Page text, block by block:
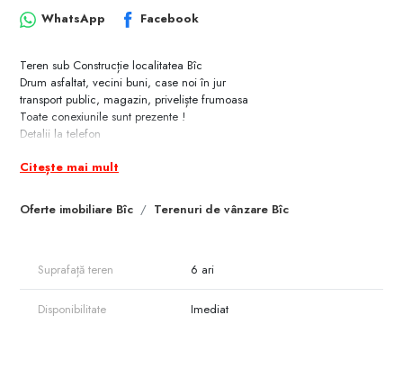
Oferte imobiliare Bîc Terenuri de vânzare Bîc
WhatsApp Facebook
Teren sub Construcție localitatea Bîc
Drum asfaltat, vecini buni, case noi în jur
transport public, magazin, priveliște frumoasa
Toate conexiunile sunt prezente !
Detalii la telefon
Citește mai mult
Suprafață teren 6 ari
Disponibilitate Imediat